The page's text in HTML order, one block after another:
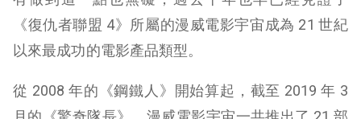
《復仇者聯盟 4》所屬的漫威電影宇宙成為 21 世紀
以來最成功的電影產品類型。
從 2008 年的《鋼鐵人》開始算起，截至 2019 年 3